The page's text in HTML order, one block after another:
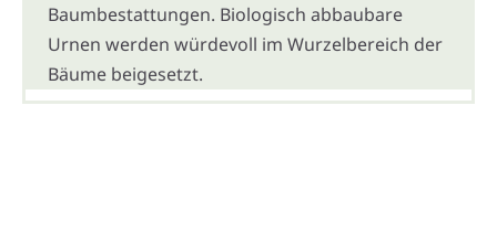
Baumbestattungen. Biologisch abbaubare
Urnen werden würdevoll im Wurzelbereich der
Bäume beigesetzt.